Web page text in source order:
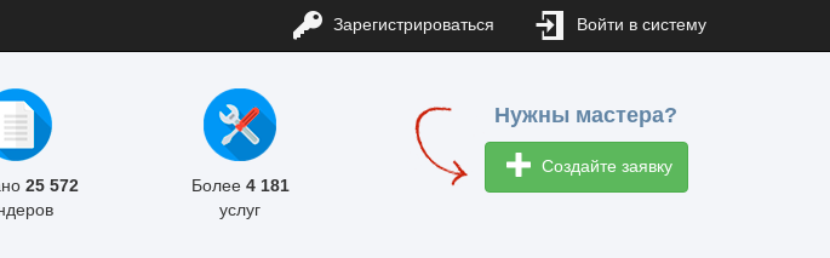
Зарегистрироваться Войти в систему
25 572
Более 4 181
услуг
Нужны мастера?
Создайте заявку